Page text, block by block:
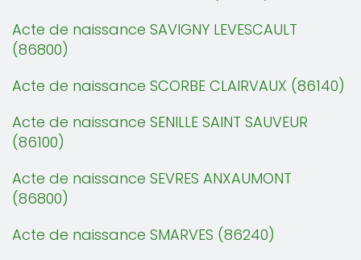
Acte de naissance SAVIGNY LEVESCAULT
(86800)
Acte de naissance SCORBE CLAIRVAUX (86140)
Acte de naissance SENILLE SAINT SAUVEUR
(86100)
Acte de naissance SEVRES ANXAUMONT
(86800)
Acte de naissance SMARVES (86240)